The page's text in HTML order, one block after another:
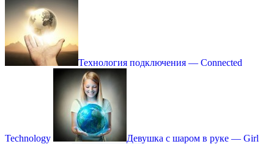
Технология подключения — Connected
Technology Девушка с шаром в руке — Girl